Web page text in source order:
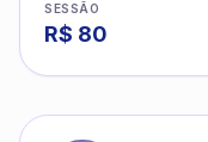
SESSÃO
R$ 80